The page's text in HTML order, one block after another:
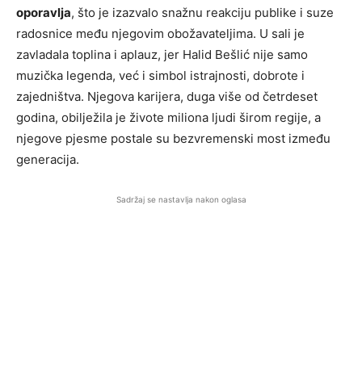
oporavlja, što je izazvalo snažnu reakciju publike i suze
radosnice među njegovim obožavateljima. U sali je
zavladala toplina i aplauz, jer Halid Bešlić nije samo
muzička legenda, već i simbol istrajnosti, dobrote i
zajedništva. Njegova karijera, duga više od četrdeset
godina, obilježila je živote miliona ljudi širom regije, a
njegove pjesme postale su bezvremenski most između
generacija.
Sadržaj se nastavlja nakon oglasa